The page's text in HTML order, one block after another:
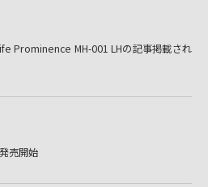
Prominence MH-001 LHの記事掲載され
売開始